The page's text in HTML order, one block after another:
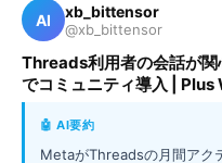
AI xb_bittensor
@xb_bittensor
Threads利用者の会話が
でコミュニティ導入 |
🤖 AI要約
MetaがThreadsの月間アク